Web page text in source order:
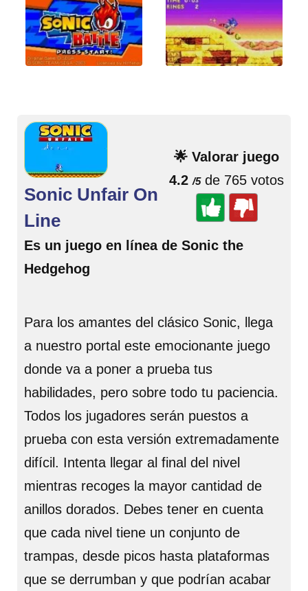
🌟 Valorar juego
4.2 /5de 765 votos
Sonic Unfair On
Line
Es un juego en línea de Sonic the
Hedgehog
Para los amantes del clásico Sonic, llega
a nuestro portal este emocionante juego
donde va a poner a prueba tus
habilidades, pero sobre todo tu paciencia.
Todos los jugadores serán puestos a
prueba con esta versión extremadamente
difícil. Intenta llegar al final del nivel
mientras recoges la mayor cantidad de
anillos dorados. Debes tener en cuenta
que cada nivel tiene un conjunto de
trampas, desde picos hasta plataformas
que se derrumban y que podrían acabar